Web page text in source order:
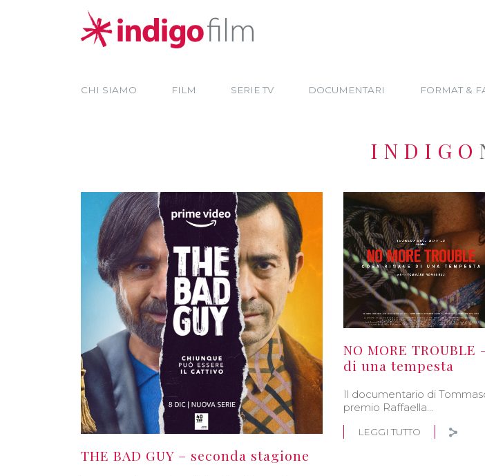
CHI SIAMO FILM SERIE TV DOCUMENTARI FORMAT &
INDIGO
THE BAD GUY – seconda stagione
NO MORE
di una tempesta
Il documentario di
premio Raffaella…
LEGGI TUTTO